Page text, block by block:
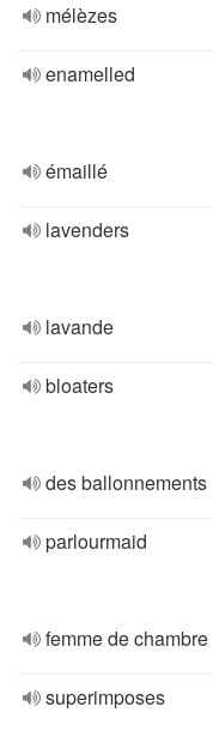
mélèzes
enamelled
émaillé
lavenders
lavande
bloaters
des ballonnements
parlourmaid
femme de chambre
superimposes